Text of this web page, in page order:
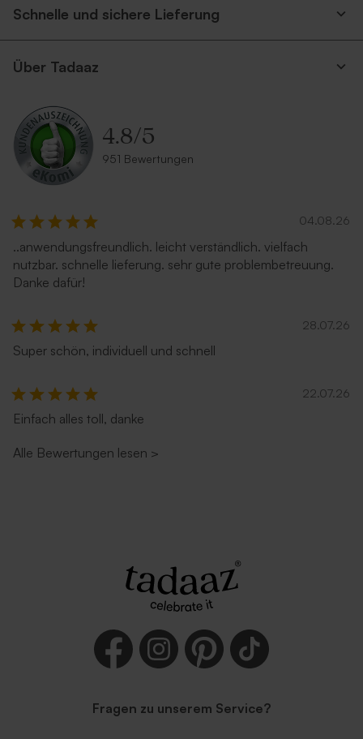
Schnelle und sichere Lieferung
Über Tadaaz
4.8/5
951 Bewertungen
04.08.26
..anwendungsfreundlich. leicht verständlich. vielfach
nutzbar. schnelle lieferung. sehr gute problembetreuung.
Danke dafür!
28.07.26
Super schön, individuell und schnell
22.07.26
Einfach alles toll, danke
Alle Bewertungen lesen >
Fragen zu unserem Service?